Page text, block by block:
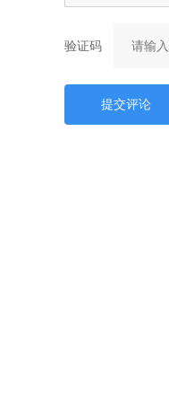
验证码
提交评论